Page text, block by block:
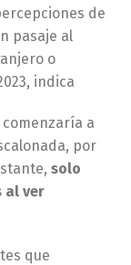
de
pasaje al
o
indica
comenzaría a
por
solo
al ver
que